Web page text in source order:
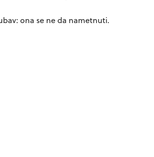
ona se ne da nametnuti.